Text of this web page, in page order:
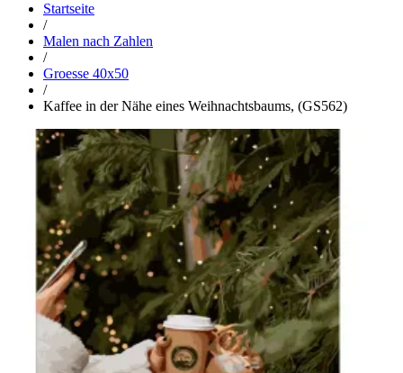
Startseite
/
Malen nach Zahlen
/
Groesse 40x50
/
Kaffee in der Nähe eines Weihnachtsbaums, (GS562)